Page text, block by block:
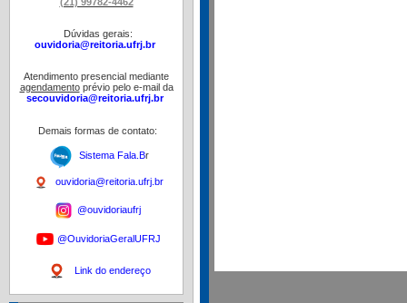
Dúvidas gerais:
ouvidoria@reitoria.ufrj.br
Atendimento presencial mediante
agendamentoprévio pelo e-mail da
secouvidoria@reitoria.ufrj.br
Demais formas de contato:
Sistema Fala.Br
ouvidoria@reitoria.ufrj.br
@ouvidoriaufrj
@OuvidoriaGeralUFRJ
Link do endereço